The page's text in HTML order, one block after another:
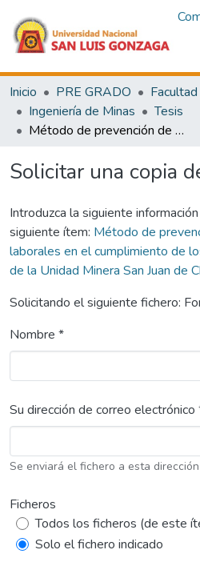
Inicio PRE GRADO
Ingeniería de Minas
Tesis
Método de prevención de accidentes laborales en el cumplimiento de los objetivos operacionales de la Unidad Minera San Juan de Chorunga 2023
Solicitar una copia
Introduzca la siguiente
siguiente ítem: Método de
laborales en el cumplimiento de
de la Unidad Minera San Juan de
Solicitando el siguiente fichero:
Nombre *
Su dirección de correo electrónico
Se enviará el fichero a esta
Ficheros
Todos los ficheros (de este
Solo el fichero indicado